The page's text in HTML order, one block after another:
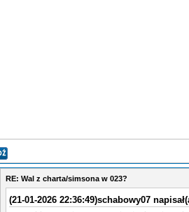
RE: Wal z charta/simsona w 023?
(21-01-2026 22:36:49)schabowy07